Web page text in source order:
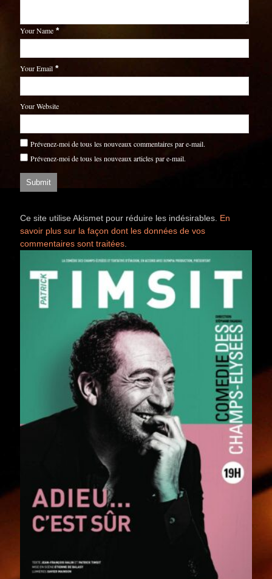
Your Name *
Your Email *
Your Website
Prévenez-moi de tous les nouveaux commentaires par e-mail.
Prévenez-moi de tous les nouveaux articles par e-mail.
Ce site utilise Akismet pour réduire les indésirables. En
savoir plus sur la façon dont les données de vos
commentaires sont traitées.